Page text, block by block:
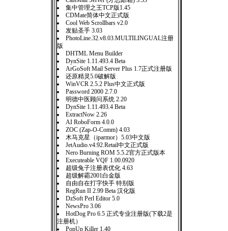
集中管理之王TCP版1.45
CDMate简体中文正式版
Cool Web Scrollbars v2.0
发贴圣手 3.03
PhotoLine.32.v8.03.MULTILINGUAL注册
版
DHTML Menu Builder
DynSite 1.11.493.4 Beta
ArGoSoft Mail Server Plus 1.7正式注册版
还原精灵5.0破解版
WinVCR 2.5.2 Plus中文正式版
Password 2000 2.7.0
明德中医顾问系统 2.20
DynSite 1.11.493.4 Beta
ExtractNow 2.26
AI RoboForm 4.0.0
ZOC (Zap-O-Comm) 4.03
木马克星（iparmor）5.03中文版
JetAudio.v4.92.Retail中文正式版
Nero Burning ROM 5.5.2官方正式版本
Executeable VQF 1.00.0920
超级兔子注册表优化 4.63
超级解霸2001白金版
自由自在打字快手 特别版
RegRun II 2.99 Beta 汉化版
DzSoft Perl Editor 5.0
NewsPro 3.06
HotDog Pro 6.5 正式专业注册版(下载2是
注册机）
PopUp Killer 1.40